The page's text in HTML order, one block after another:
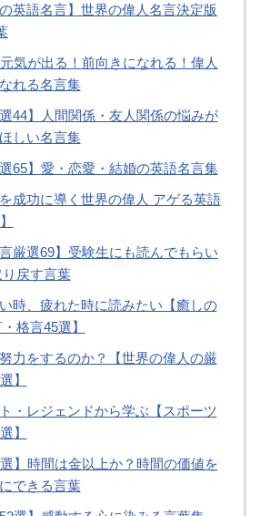
英語名言】世界の偉人名言決定版
元気が出る！前向きになれる！偉人
れる名言集
44】人間関係・友人関係の悩みが
しい名言集
65】愛・恋愛・結婚の英語名言集
成功に導く世界の偉人 アゲる英語
厳選69】受験生にも読んでもらい
戻す言葉
時、疲れた時に読みたい【癒しの
格言45選】
力をするのか？【世界の偉人の厳
】
・レジェンドから学ぶ【スポーツ
】
選】時間は金以上か？時間の価値を
できる言葉